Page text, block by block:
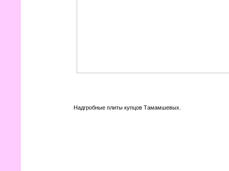
Надгробные плиты купцов Тамамшевых.